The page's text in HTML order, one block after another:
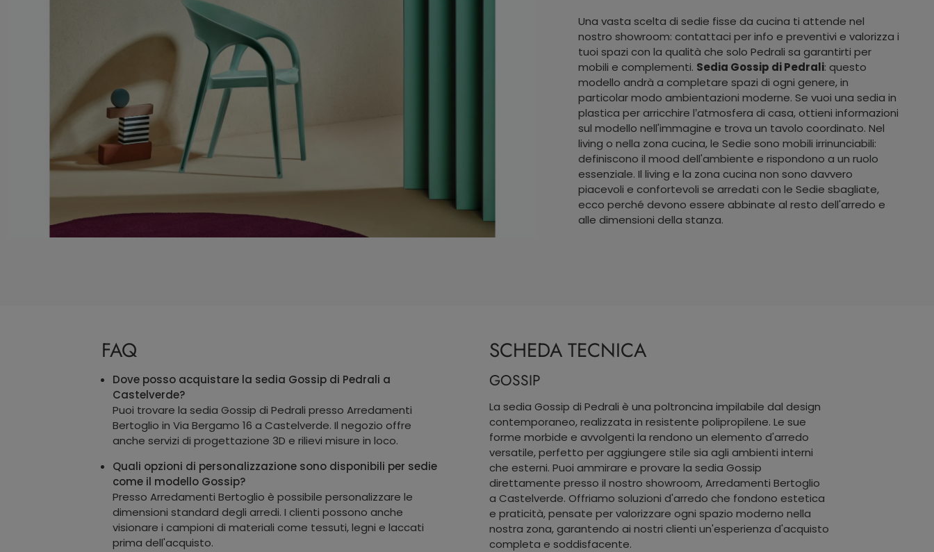
Una vasta scelta di sedie fisse da cucina ti attende nel
nostro showroom: contattaci per info e preventivi e valorizza i
tuoi spazi con la qualità che solo Pedrali sa garantirti per
mobili e complementi. Sedia Gossip di Pedrali: questo
modello andrà a completare spazi di ogni genere, in
particolar modo ambientazioni moderne. Se vuoi una sedia in
plastica per arricchire l’atmosfera di casa, ottieni informazioni
sul modello nell'immagine e trova un tavolo coordinato. Nel
living o nella zona cucina, le Sedie sono mobili irrinunciabili:
definiscono il mood dell'ambiente e rispondono a un ruolo
essenziale. Il living e la zona cucina non sono davvero
piacevoli e confortevoli se arredati con le Sedie sbagliate,
ecco perché devono essere abbinate al resto dell'arredo e
alle dimensioni della stanza.
FAQ
Dove posso acquistare la sedia Gossip di Pedrali a
Castelverde?
Puoi trovare la sedia Gossip di Pedrali presso Arredamenti
Bertoglio in Via Bergamo 16 a Castelverde. Il negozio offre
anche servizi di progettazione 3D e rilievi misure in loco.
Quali opzioni di personalizzazione sono disponibili per sedie
come il modello Gossip?
Presso Arredamenti Bertoglio è possibile personalizzare le
dimensioni standard degli arredi. I clienti possono anche
visionare i campioni di materiali come tessuti, legni e laccati
prima dell'acquisto.
SCHEDA TECNICA
GOSSIP
La sedia Gossip di Pedrali è una poltroncina impilabile dal design
contemporaneo, realizzata in resistente polipropilene. Le sue
forme morbide e avvolgenti la rendono un elemento d'arredo
versatile, perfetto per aggiungere stile sia agli ambienti interni
che esterni. Puoi ammirare e provare la sedia Gossip
direttamente presso il nostro showroom, Arredamenti Bertoglio
a Castelverde. Offriamo soluzioni d'arredo che fondono estetica
e praticità, pensate per valorizzare ogni spazio moderno nella
nostra zona, garantendo ai nostri clienti un'esperienza d'acquisto
completa e soddisfacente.